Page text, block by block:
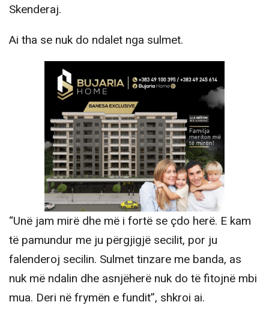
Skenderaj.
Ai tha se nuk do ndalet nga sulmet.
“Unë jam mirë dhe më i fortë se çdo herë. E kam
të pamundur me ju përgjigjë secilit, por ju
falenderoj secilin. Sulmet tinzare me banda, as
nuk më ndalin dhe asnjëherë nuk do të fitojnë mbi
mua. Deri në frymën e fundit”, shkroi ai.